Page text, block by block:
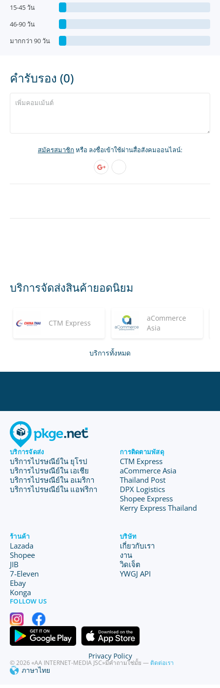
15-45 วัน
46-90 วัน
มากกว่า 90 วัน
คำรับรอง (0)
สมัครสมาชิก หรือ ลงชื่อเข้าใช้ผ่านสื่อสังคมออนไลน์:
บริการจัดส่งสินค้ายอดนิยม
CTM Express
aCommerce
Asia
บริการทั้งหมด
บริการจัดส่ง
บริการไปรษณีย์ใน ยุโรป
บริการไปรษณีย์ใน เอเชีย
บริการไปรษณีย์ใน อเมริกา
บริการไปรษณีย์ใน แอฟริกา
การติดตามพัสดุ
CTM Express
aCommerce Asia
Thailand Post
DPX Logistics
Shopee Express
Kerry Express Thailand
ร้านค้า
Lazada
Shopee
JIB
7-Eleven
Ebay
Konga
บริษัท
เกี่ยวกับเรา
งาน
วิดเจ็ต
YWGJ API
FOLLOW US
© 2026 «AA INTERNET-MEDIA JSC»มีคำถามใช่มั้ย — ติดต่อเรา
ภาษาไทย
Privacy Policy